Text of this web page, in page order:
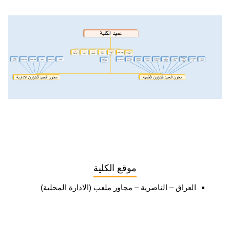
موقع الكلية
العراق – الناصرية – مجاور ملعب (الادارة المحلية)